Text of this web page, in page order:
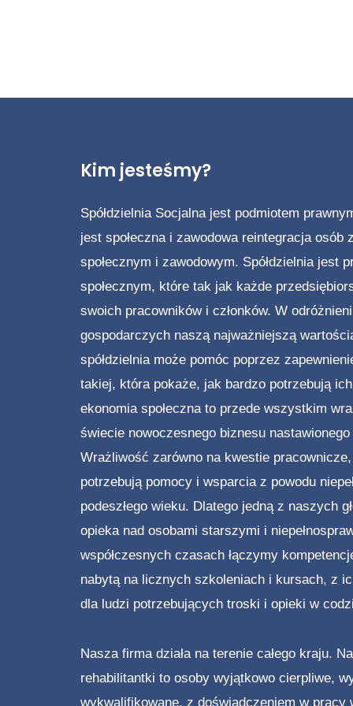
c
o
w
a
n
i
e
w
p
i
s
ó
w
Kim jesteśmy?
Spółdzielnia Socjalna jest podmiotem
jest społeczna i zawodowa reintegracja osób
społecznym i zawodowym. Spółdzielnia jest
społecznym, które tak jak każde
swoich pracowników i członków. W
gospodarczych naszą najważniejszą
spółdzielnia może pomóc poprzez
takiej, która pokaże, jak bardzo potrzebują
ekonomia społeczna to przede wszystkim
świecie nowoczesnego biznesu
Wrażliwość zarówno na kwestie
potrzebują pomocy i wsparcia z powodu
podeszłego wieku. Dlatego jedną z naszych
opieka nad osobami starszymi i
współczesnych czasach łączymy
nabytą na licznych szkoleniach i kursach, z
dla ludzi potrzebujących troski i opieki w
Nasza firma działa na terenie całego kraju.
rehabilitantki to osoby wyjątkowo cierpliwe,
wykwalifikowane, z doświadczeniem w pracy